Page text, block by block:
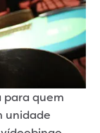
para quem
unidade